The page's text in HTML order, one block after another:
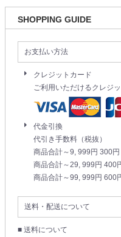
SHOPPING GUIDE
お支払い方法
クレジットカード
ご利用いただけるクレジ
代金引換
代引き手数料（税抜）
商品合計～9, 999円 300円
商品合計～29, 999円 400
商品合計～99, 999円 600
送料・配送について
■ 送料について